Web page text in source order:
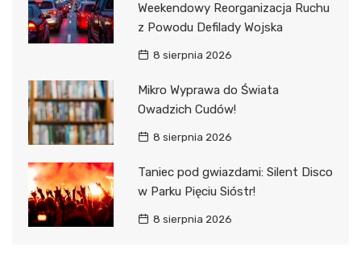
Weekendowy Reorganizacja Ruchu
z Powodu Defilady Wojska
8 sierpnia 2026
Mikro Wyprawa do Świata
Owadzich Cudów!
8 sierpnia 2026
Taniec pod gwiazdami: Silent Disco
w Parku Pięciu Sióstr!
8 sierpnia 2026